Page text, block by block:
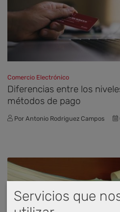
Comercio Electrónico
Diferencias entre los
métodos de pago
Por Antonio Rodriguez Campos
Servicios que